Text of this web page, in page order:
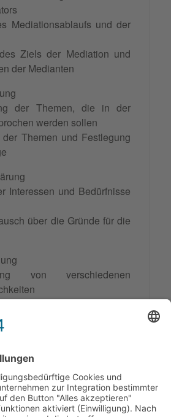
Mediationsablaufs und der
Ziels der Mediation und
der Medianten
der Themen, die in der
werden sollen
der Themen und Festlegung
Interessen und Bedürfnisse
über die Gründe für die
von verschiedenen
Optionen und Auswahl
Lösung
der erarbeiteten
der Vereinbarung durch